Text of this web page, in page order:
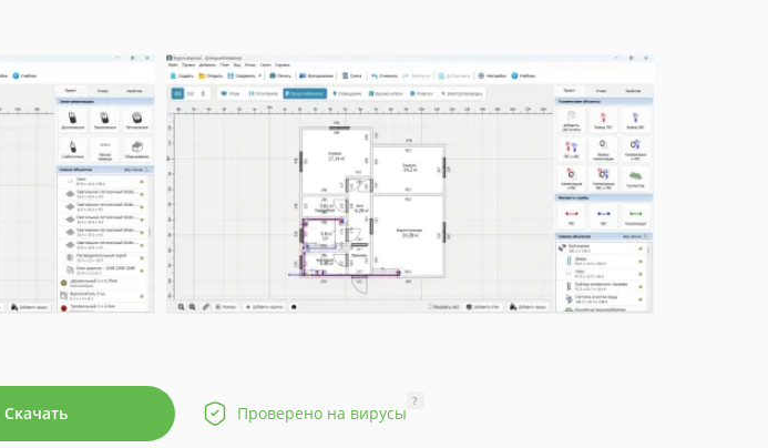
Скачать Проверено на вирусы
?